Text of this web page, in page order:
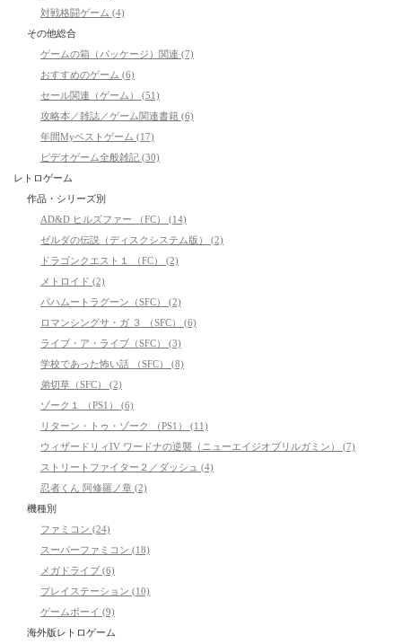
対戦格闘ゲーム (4)
その他総合
ゲームの箱（パッケージ）関連 (7)
おすすめのゲーム (6)
セール関連（ゲーム） (51)
攻略本／雑誌／ゲーム関連書籍 (6)
年間Myベストゲーム (17)
ビデオゲーム全般雑記 (30)
レトロゲーム
作品・シリーズ別
AD&D ヒルズファー （FC） (14)
ゼルダの伝説（ディスクシステム版） (2)
ドラゴンクエスト１ （FC） (2)
メトロイド (2)
バハムートラグーン（SFC） (2)
ロマンシングサ・ガ ３ （SFC） (6)
ライブ・ア・ライブ（SFC） (3)
学校であった怖い話 （SFC） (8)
弟切草（SFC） (2)
ゾーク１ （PS1） (6)
リターン・トゥ・ゾーク （PS1） (11)
ウィザードリィIV ワードナの逆襲（ニューエイジオブリルガミン） (7)
ストリートファイター２／ダッシュ (4)
忍者くん 阿修羅ノ章 (2)
機種別
ファミコン (24)
スーパーファミコン (18)
メガドライブ (6)
プレイステーション (10)
ゲームボーイ (9)
海外版レトロゲーム